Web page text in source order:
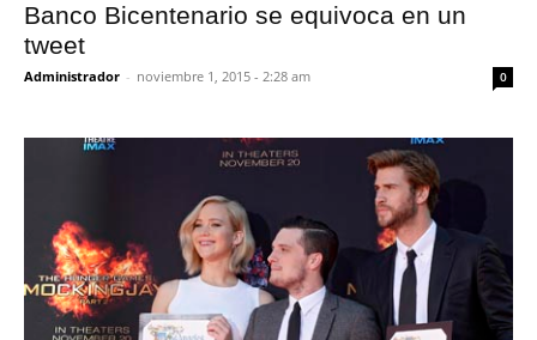
Banco Bicentenario se equivoca en un
tweet
Administrador - noviembre 1, 2015 - 2:28 am 0